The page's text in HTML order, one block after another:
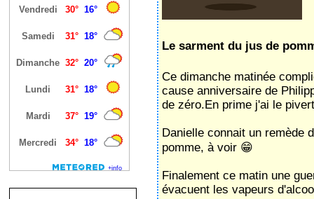
Le sarment du jus de
Ce dimanche matinée
cause anniversaire de
de zéro.En prime j'ai le
Danielle connait un remède
pomme, à voir 😁
Finalement ce matin une
évacuent les vapeurs